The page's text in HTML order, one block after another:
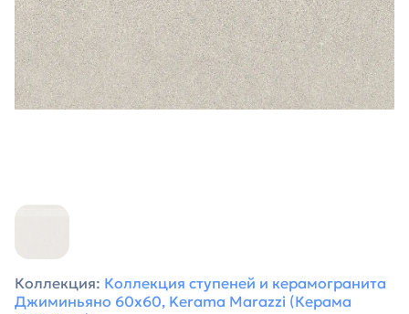
Коллекция: Коллекция ступеней и керамогранита
Джиминьяно 60х60, Kerama Marazzi (Керама